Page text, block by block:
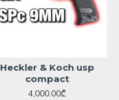
Heckler & Koch usp
compact
4,000.00₾